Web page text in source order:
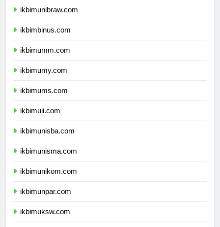
ikbimunibraw.com
ikbimbinus.com
ikbimumm.com
ikbimumy.com
ikbimums.com
ikbimuii.com
ikbimunisba.com
ikbimunisma.com
ikbimunikom.com
ikbimunpar.com
ikbimuksw.com